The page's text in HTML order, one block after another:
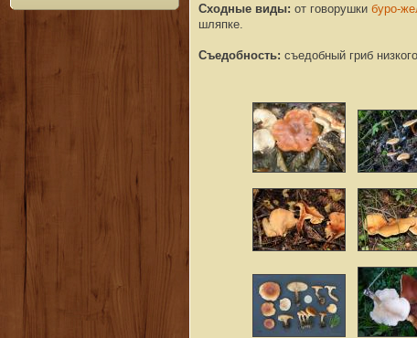
Сходные виды: от говорушки буро-
шляпке.
Съедобность: съедобный гриб